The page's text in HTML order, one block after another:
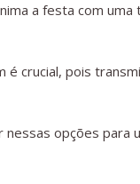
a festa com uma
é crucial, pois
nessas opções para